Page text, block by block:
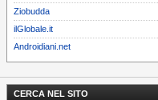
Ziobudda
ilGlobale.it
Androidiani.net
CERCA NEL SITO